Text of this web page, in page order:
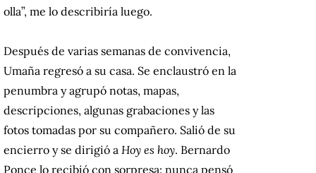
olla”, me lo describiría luego.
Después de varias semanas de convivencia,
Umaña regresó a su casa. Se enclaustró en la
penumbra y agrupó notas, mapas,
descripciones, algunas grabaciones y las
fotos tomadas por su compañero. Salió de su
encierro y se dirigió a Hoy es hoy. Bernardo
Ponce lo recibió con sorpresa: nunca pensó